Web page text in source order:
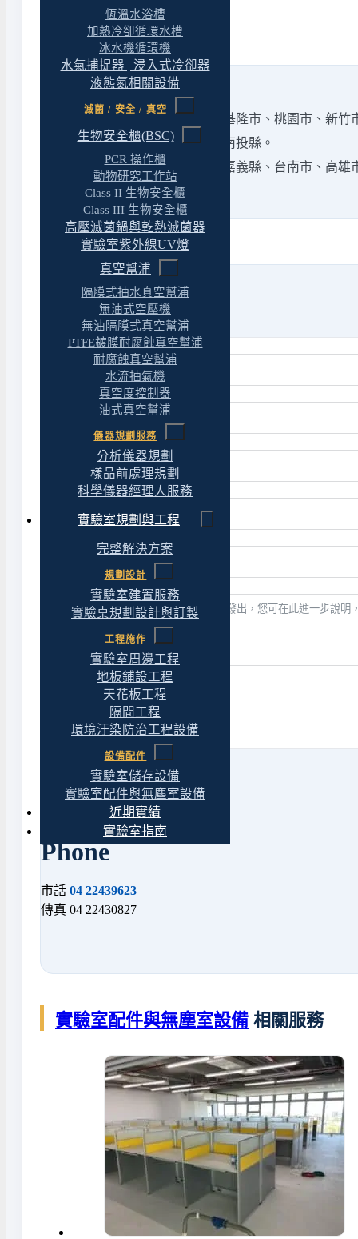
恆溫水浴槽
加熱冷卻循環水槽
冰水機循環機
水氣捕捉器 | 浸入式冷卻器
液態氮相關設備
滅菌 / 安全 / 真空
生物安全櫃(BSC)
PCR 操作櫃
動物研究工作站
Class II 生物安全櫃
Class III 生物安全櫃
高壓滅菌鍋與乾熱滅菌器
實驗室紫外線UV燈
真空幫浦
隔膜式抽水真空幫浦
無油式空壓機
無油隔膜式真空幫浦
PTFE鍍膜耐腐蝕真空幫浦
耐腐蝕真空幫浦
水流抽氣機
真空度控制器
油式真空幫浦
儀器規劃服務
分析儀器規劃
樣品前處理規劃
科學儀器經理人服務
實驗室規劃與工程
完整解決方案
規劃設計
實驗室建置服務
實驗桌規劃設計與訂製
工程施作
實驗室周邊工程
地板鋪設工程
天花板工程
隔間工程
環境汙染防治工程設備
設備配件
實驗室儲存設備
實驗室配件與無塵室設備
近期實績
實驗室指南
無菌操作亭 服務地區
北部地區：台北市、新北市、基隆市、桃園市、新竹
中部地區：台中市、彰化縣、南投縣。
南部地區：雲林縣、嘉義市、嘉義縣、台南市、高雄
東部地區：宜蘭縣。
送出表單
Phone
市話 04 22439623
傳真 04 22430827
實驗室配件與無塵室設備 相關服務